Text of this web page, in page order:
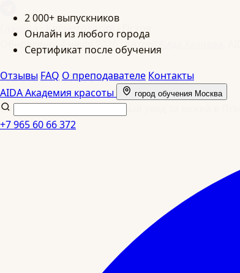
2 000+ выпускников
Онлайн из любого города
Сертификат после обучения
Отзывы FAQ О преподавателе Контакты
AIDAАкадемия красоты город обучения Москва
+7 965 60 66 372
Главная Косметология
Обновлено: 4 июля 2026
·Автор:
Косметология в Пскове
Спрос на профессиональный уход за кожей в